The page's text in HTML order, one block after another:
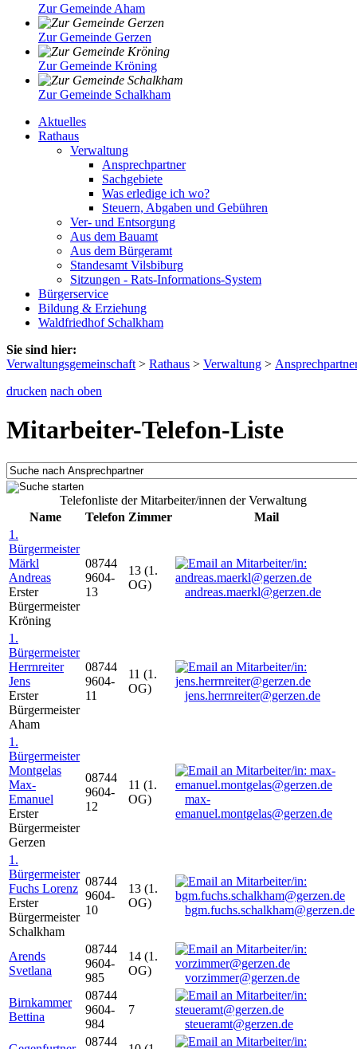
Zur Gemeinde Aham
Zur Gemeinde Gerzen
Zur Gemeinde Kröning
Zur Gemeinde Schalkham
Aktuelles
Rathaus
Verwaltung
Ansprechpartner
Sachgebiete
Was erledige ich wo?
Steuern, Abgaben und Gebühren
Ver- und Entsorgung
Aus dem Bauamt
Aus dem Bürgeramt
Standesamt Vilsbiburg
Sitzungen - Rats-Informations-System
Bürgerservice
Bildung & Erziehung
Waldfriedhof Schalkham
Sie sind hier:
Verwaltungsgemeinschaft > Rathaus > Verwaltung >
drucken nach oben
Mitarbeiter-Telefon-Liste
Telefonliste der Mitarbeiter/innen der Verwaltung
Name
Telefon Zimmer
Mail
1.
Bürgermeister
Märkl
Andreas
Erster
Bürgermeister
Kröning
08744
9604-
13
13 (1.
OG)
andreas.maerkl@gerzen.de
1.
Bürgermeister
Herrnreiter
Jens
Erster
Bürgermeister
Aham
08744
9604-
11
11 (1.
OG)
jens.herrnreiter@gerzen.de
1.
Bürgermeister
Montgelas
Max-
Emanuel
Erster
Bürgermeister
Gerzen
08744
9604-
12
11 (1.
OG)
max-
emanuel.montgelas@gerzen.de
1.
Bürgermeister
Fuchs Lorenz
Erster
Bürgermeister
Schalkham
08744
9604-
10
13 (1.
OG)
bgm.fuchs.schalkham@gerzen.de
Arends
Svetlana
08744
9604-
985
14 (1.
OG)
vorzimmer@gerzen.de
Birnkammer
Bettina
08744
9604-
984
7
steueramt@gerzen.de
08744